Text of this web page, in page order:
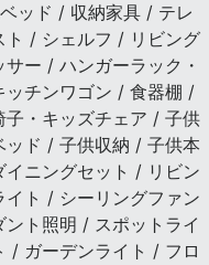
ッド / 収納家具 / テレ
/ シェルフ / リビング
ー / ハンガーラック・
ッチンワゴン / 食器棚 /
・キッズチェア / 子供
ド / 子供収納 / 子供本
ニングセット / リビン
ト / シーリングファン
ト照明 / スポットライ
/ ガーデンライト / フロ